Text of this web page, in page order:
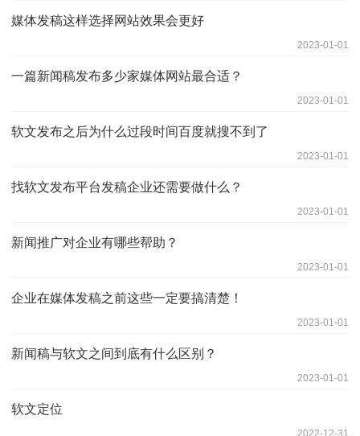
媒体发稿这样选择网站效果会更好
2023-01-01
一篇新闻稿发布多少家媒体网站最合适？
2023-01-01
软文发布之后为什么过段时间百度就搜不到了
2023-01-01
找软文发布平台发稿企业还需要做什么？
2023-01-01
新闻推广对企业有哪些帮助？
2023-01-01
企业在媒体发稿之前这些一定要搞清楚！
2023-01-01
新闻稿与软文之间到底有什么区别？
2023-01-01
软文定位